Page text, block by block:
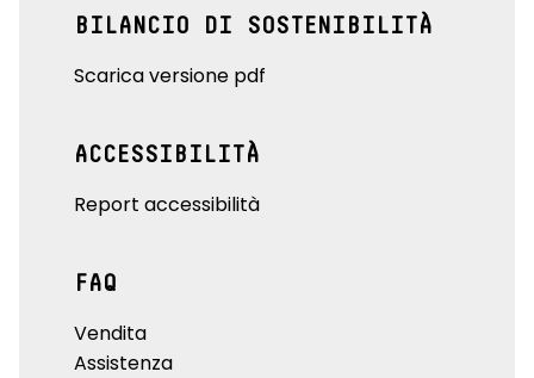
BILANCIO DI SOSTENIBILITÀ
Scarica versione pdf
ACCESSIBILITÀ
Report accessibilità
FAQ
Vendita
Assistenza